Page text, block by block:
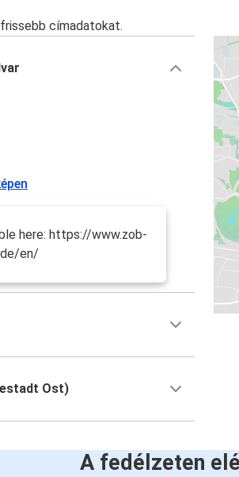
címadatokat.
here: https://www.zob-
en/
Ost)
A fedélzeten